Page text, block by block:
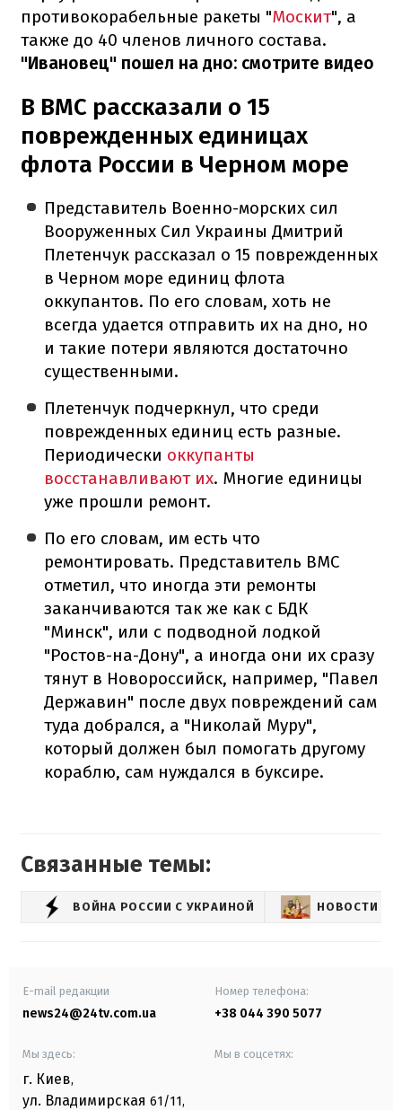
противокорабельные ракеты "Москит", а
также до 40 членов личного состава.
"Ивановец" пошел на дно: смотрите видео
В ВМС рассказали о 15
поврежденных единицах
флота России в Черном море
Представитель Военно-морских сил
Вооруженных Сил Украины Дмитрий
Плетенчук рассказал о 15 поврежденных
в Черном море единиц флота
оккупантов. По его словам, хоть не
всегда удается отправить их на дно, но
и такие потери являются достаточно
существенными.
Плетенчук подчеркнул, что среди
поврежденных единиц есть разные.
Периодически оккупанты
восстанавливают их. Многие единицы
уже прошли ремонт.
По его словам, им есть что
ремонтировать. Представитель ВМС
отметил, что иногда эти ремонты
заканчиваются так же как с БДК
"Минск", или с подводной лодкой
"Ростов-на-Дону", а иногда они их сразу
тянут в Новороссийск, например, "Павел
Державин" после двух повреждений сам
туда добрался, а "Николай Муру",
который должен был помогать другому
кораблю, сам нуждался в буксире.
Связанные темы:
ВОЙНА РОССИИ С УКРАИНОЙ НОВОСТИ
E-mail редакции
news24@24tv.com.ua
Номер телефона:
+38 044 390 5077
Мы здесь:
г. Киев,
ул. Владимирская 61/11,
Мы в соцсетях: